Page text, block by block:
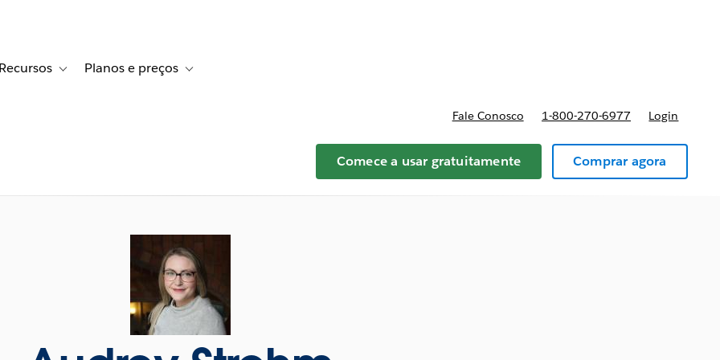
Histórias de clientes
sub-navigation for Soluções
Recursos Toggle sub-navigation for Recursos
Planos e preços Toggle sub-navigation for Planos e preços
Fale Conosco 1-800-270-6977 Login
Comece a usar gratuitamente Comprar agora